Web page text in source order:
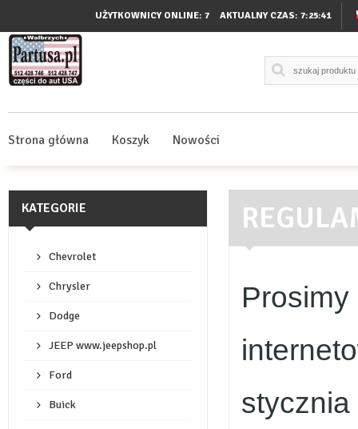
UŻYTKOWNICY ONLINE: 7 AKTUALNY CZAS: 7:25:42
Strona główna Koszyk Nowości
KATEGORIE
Chevrolet
Chrysler
Dodge
JEEP www.jeepshop.pl
Ford
Buick